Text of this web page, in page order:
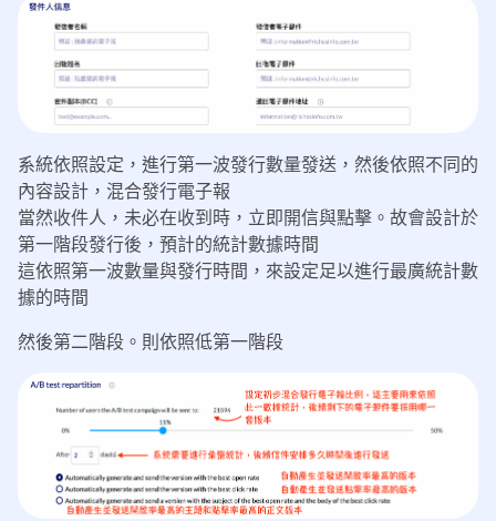
系統依照設定，進行第一波發行數量發送，然後依照不同的
內容設計，混合發行電子報
當然收件人，未必在收到時，立即開信與點擊。故會設計於
第一階段發行後，預計的統計數據時間
這依照第一波數量與發行時間，來設定足以進行最廣統計數
據的時間
然後第二階段。則依照低第一階段